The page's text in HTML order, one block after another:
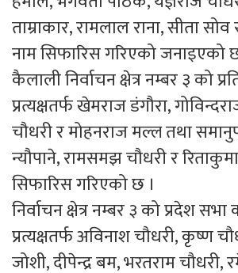
ताम्राकार, रामलाल राना, सीता
नाम सिफारिस गरिएको जनाइएको
कैलाली निर्वाचन क्षेत्र नम्बर ३ को
प्रत्यक्षतर्फ खेमराज डंगौरा,
चौधरी र मोहनराज मल्ल तथा
न्यौपाने, रामसमझ चौधरी र
सिफारिस गरिएको छ ।
निर्वाचन क्षेत्र नम्बर ३ को प्रदेश सभा
प्रत्यक्षतर्फ अविनाश चौधरी, कृष्ण
जोशी, दीपेन्द्र बम, भरतराम चौधरी,